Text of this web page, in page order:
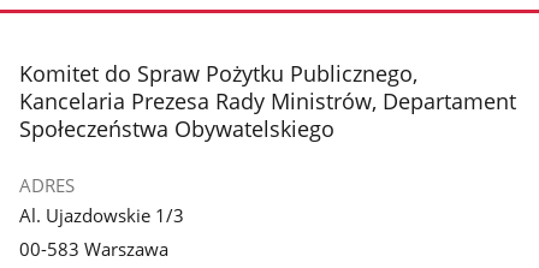
stopka
Komitet do Spraw Pożytku Publicznego,
Kancelaria Prezesa Rady Ministrów, Departament
Społeczeństwa Obywatelskiego
ADRES
Al. Ujazdowskie 1/3
00-583 Warszawa